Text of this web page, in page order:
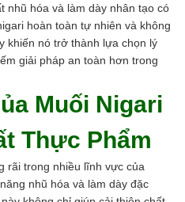
nhũ hóa và làm dày nhân tạo có
hoàn toàn tự nhiên và không
khiến nó trở thành lựa chọn lý
giải pháp an toàn hơn trong
Muối Nigari
Thực Phẩm
rãi trong nhiều lĩnh vực của
nhũ hóa và làm dày đặc